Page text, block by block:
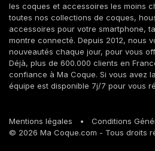
les coques et accessoires les moins
toutes nos collections de coques,
accessoires pour votre smartphone,
montre connecté. Depuis 2012, nous
nouveautés chaque jour, pour vous
Déjà, plus de 600.000 clients en
confiance à Ma Coque. Si vous avez
équipe est disponible 7j/7 pour vous
© 2026 Ma Coque.com - Tous droits
Mentions légales • Conditions